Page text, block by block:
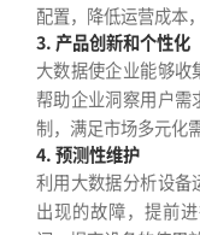
配置，降低运营成本
3. 产品创新和个性化
大数据使企业能够收
帮助企业洞察用户需
制，满足市场多元化
4. 预测性维护
利用大数据分析设备
出现的故障，提前